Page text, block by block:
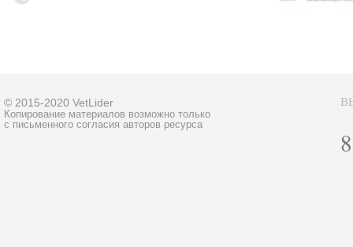
© 2015-2020 VetLider
Копирование материалов возможно только
с письменного согласия авторов ресурса